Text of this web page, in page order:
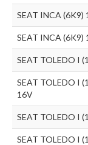
SEAT INCA (6K9)
SEAT INCA (6K9)
SEAT TOLEDO I
SEAT TOLEDO I
16V
SEAT TOLEDO I
SEAT TOLEDO I